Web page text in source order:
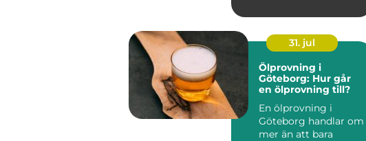
vär...
31. jul
Ölprovning i
Göteborg: Hur går
en ölprovning till?
En ölprovning i
Göteborg handlar om
mer än att bara